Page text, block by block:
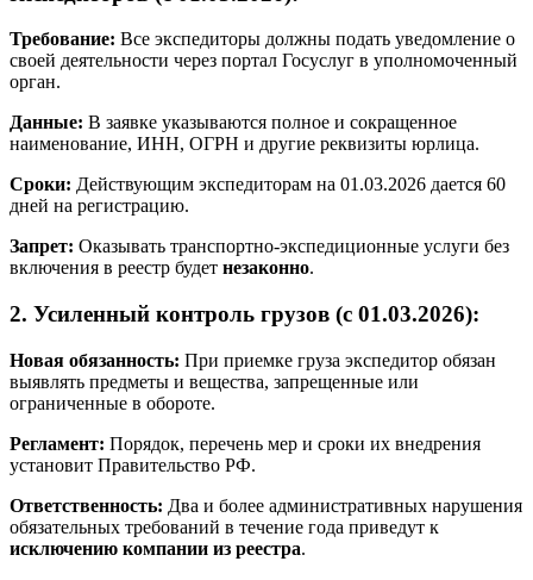
Требование: Все экспедиторы должны подать уведомление о
своей деятельности через портал Госуслуг в уполномоченный
орган.
Данные: В заявке указываются полное и сокращенное
наименование, ИНН, ОГРН и другие реквизиты юрлица.
Сроки: Действующим экспедиторам на 01.03.2026 дается 60
дней на регистрацию.
Запрет: Оказывать транспортно-экспедиционные услуги без
включения в реестр будет незаконно.
2. Усиленный контроль грузов (с 01.03.2026):
Новая обязанность: При приемке груза экспедитор обязан
выявлять предметы и вещества, запрещенные или
ограниченные в обороте.
Регламент: Порядок, перечень мер и сроки их внедрения
установит Правительство РФ.
Ответственность: Два и более административных нарушения
обязательных требований в течение года приведут к
исключению компании из реестра.